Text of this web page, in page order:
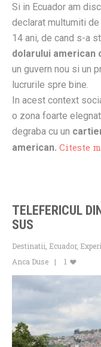
Si in Ecuador am
declarat multumiti
14 ani, de cand s-a
dolarului american
un guvern nou si un
lucrurile spre bine.
In acest context
o zona foarte
degraba cu un
american. Citeste
TELEFERICUL
SUS
Destinatii, Ecuador,
Anca Duse
1